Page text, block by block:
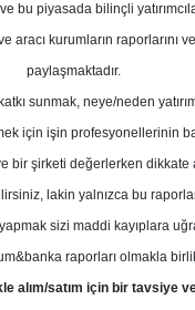
mayis-ayi-
443
bu piyasada bilinçli
aracı kurumların raporlarını
paylaşmaktadır.
sunmak, neye/neden yatırım
için işin profesyonellerinin
bir şirketi değerlerken dikkate
lakin yalnızca bu
sizi maddi kayıplara
raporları olmakla
alım/satım için bir tavsiye